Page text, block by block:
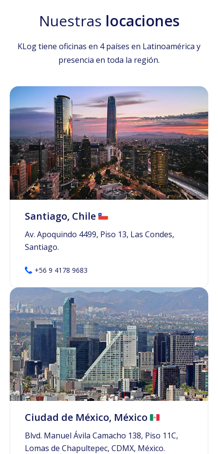
Nuestras locaciones
KLog tiene oficinas en 4 países en Latinoamérica y
presencia en toda la región.
Santiago, Chile
Av. Apoquindo 4499, Piso 13, Las Condes,
Santiago.
+56 9 4178 9683
Ciudad de México, México
Blvd. Manuel Ávila Camacho 138, Piso 11C,
Lomas de Chapultepec, CDMX, México.